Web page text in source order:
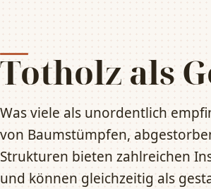
Totholz als
Was viele als unordentlich
von Baumstümpfen,
Strukturen bieten zahlreichen
und können gleichzeitig als